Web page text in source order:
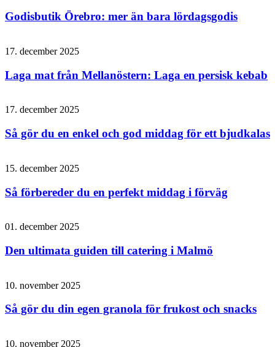
Godisbutik Örebro: mer än bara lördagsgodis
17. december 2025
Laga mat från Mellanöstern: Laga en persisk kebab
17. december 2025
Så gör du en enkel och god middag för ett bjudkalas
15. december 2025
Så förbereder du en perfekt middag i förväg
01. december 2025
Den ultimata guiden till catering i Malmö
10. november 2025
Så gör du din egen granola för frukost och snacks
10. november 2025